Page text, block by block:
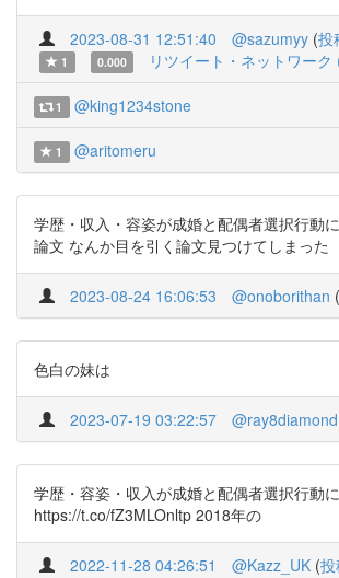
2023-08-31 12:51:40 @sazumyy (投
1
0.000 リツイート・ネットワーク
1 @king1234stone
1 @aritomeru
学歴・収入・容姿が成婚と配偶者選択行動
論文 なんか目を引く論文見つけてしまった
2023-08-24 16:06:53 @onoborithan (
色白の妹は
2023-07-19 03:22:57 @ray8diamond
学歴・容姿・収入が成婚と配偶者選択行動
https://t.co/fZ3MLOnltp 2018年の
2022-11-28 04:26:51 @Kazz_UK (